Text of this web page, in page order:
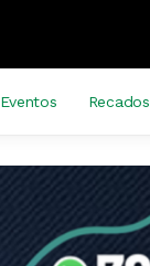
Eventos Recados